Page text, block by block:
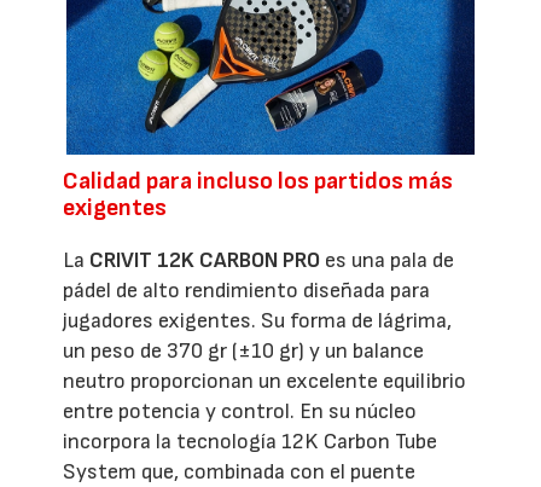
Calidad para incluso los partidos más
exigentes
La CRIVIT 12K CARBON PRO es una pala de
pádel de alto rendimiento diseñada para
jugadores exigentes. Su forma de lágrima,
un peso de 370 gr (±10 gr) y un balance
neutro proporcionan un excelente equilibrio
entre potencia y control. En su núcleo
incorpora la tecnología 12K Carbon Tube
System que, combinada con el puente